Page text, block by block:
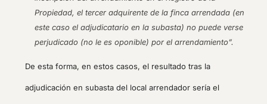
Propiedad, el tercer adquirente de la finca arrendada (en
este caso el adjudicatario en la subasta) no puede verse
perjudicado (no le es oponible) por el arrendamiento”.
De esta forma, en estos casos, el resultado tras la
adjudicación en subasta del local arrendador sería el